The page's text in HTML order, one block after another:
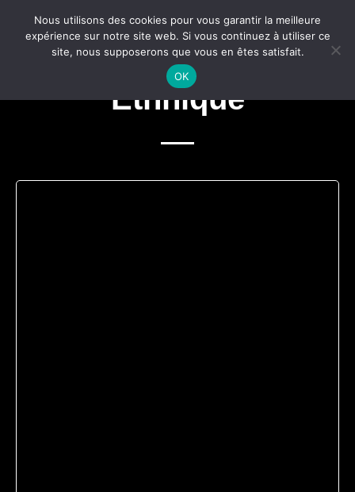
Ethnique
Nous utilisons des cookies pour vous garantir la meilleure
expérience sur notre site web. Si vous continuez à utiliser ce
site, nous supposerons que vous en êtes satisfait.
OK